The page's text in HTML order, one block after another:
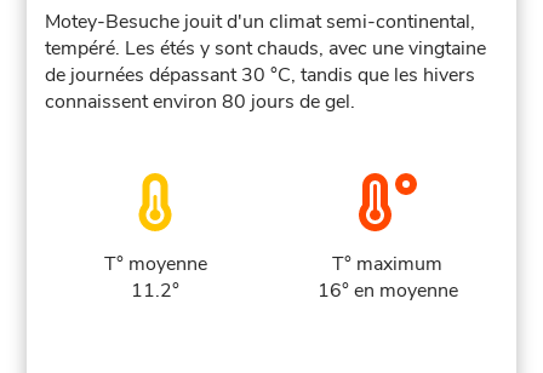
Motey-Besuche jouit d'un climat semi-continental,
tempéré. Les étés y sont chauds, avec une vingtaine
de journées dépassant 30 °C, tandis que les hivers
connaissent environ 80 jours de gel.
T° moyenne
11.2°
T° maximum
16° en moyenne